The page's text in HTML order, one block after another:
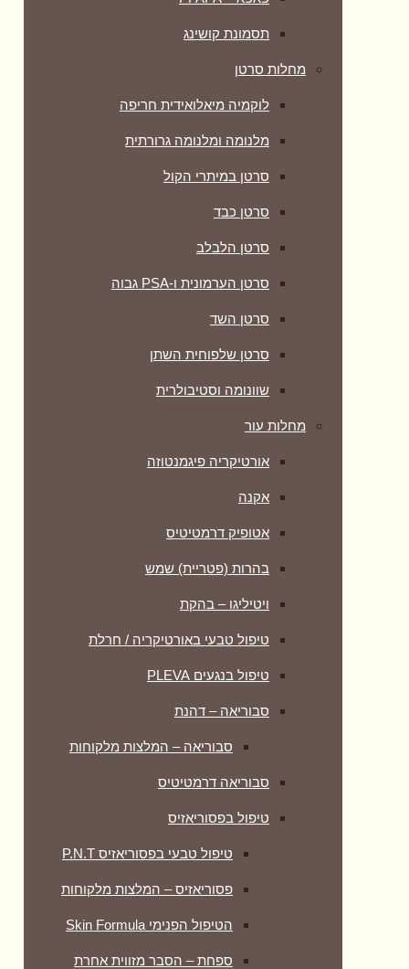
תסמונת קושינג
מחלות סרטן
לוקמיה מיאלואידית חריפה
מלנומה ומלנומה גרורתית
סרטן במיתרי הקול
סרטן כבד
סרטן הלבלב
סרטן הערמונית ו-PSA גבוה
סרטן השד
סרטן שלפוחית השתן
שוונומה וסטיבולרית
מחלות עור
אורטיקריה פיגמנטוזה
אקנה
אטופיק דרמטיטיס
בהרות (פטריית) שמש
ויטיליגו – בהקת
טיפול טבעי באורטיקריה / חרלת
טיפול בנגעים PLEVA
סבוריאה – דהנת
סבוריאה – המלצות מלקוחות
סבוריאה דרמטיטיס
טיפול בפסוריאזיס
טיפול טבעי בפסוריאזיס P.N.T
פסוריאזיס – המלצות מלקוחות
הטיפול הפנימי Skin Formula
ספחת – הסבר מזווית אחרת